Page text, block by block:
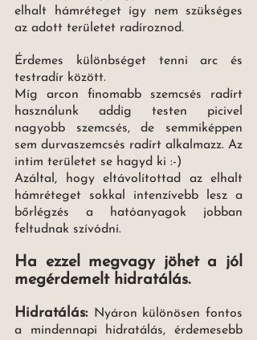
elhalt hámréteget így nem szükséges
az adott területet radíroznod.
Érdemes különbséget tenni arc és
testradír között.
Míg arcon finomabb szemcsés radírt
használunk addig testen picivel
nagyobb szemcsés, de semmiképpen
sem durvaszemcsés radírt alkalmazz. Az
intim területet se hagyd ki :-)
Azáltal, hogy eltávolítottad az elhalt
hámréteget sokkal intenzívebb lesz a
bőrlégzés a hatóanyagok jobban
feltudnak szívódni.
Ha ezzel megvagy jöhet a jól
megérdemelt hidratálás.
Hidratálás: Nyáron különösen fontos
a mindennapi hidratálás, érdemesebb